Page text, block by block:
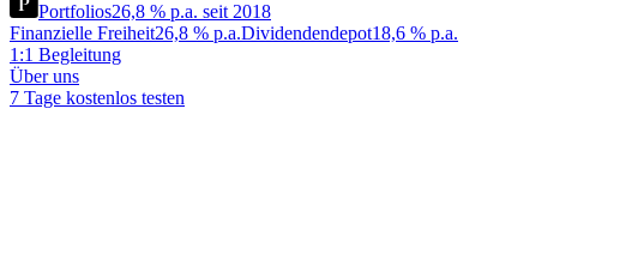
Portfolios26,8 % p.a. seit 2018
Finanzielle Freiheit26,8 % p.a.Dividendendepot18,6 % p.a.
1:1 Begleitung
Über uns
7 Tage kostenlos testen